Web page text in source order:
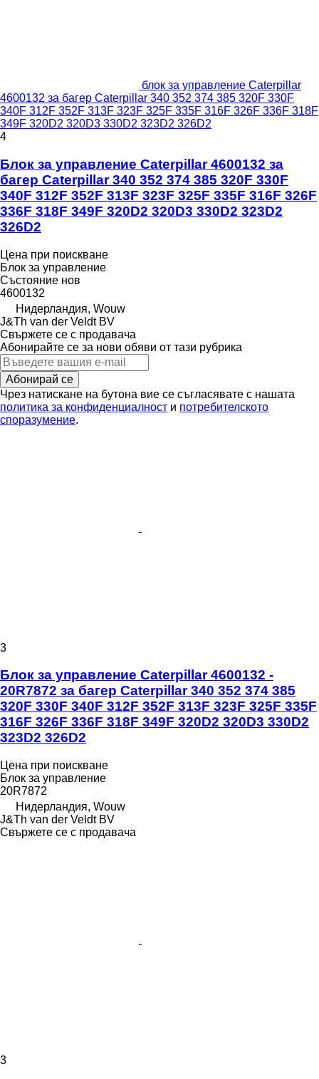
блок за управление Caterpillar
4600132 за багер Caterpillar 340 352 374 385 320F 330F
340F 312F 352F 313F 323F 325F 335F 316F 326F 336F 318F
349F 320D2 320D3 330D2 323D2 326D2
4
Блок за управление Caterpillar 4600132 за
багер Caterpillar 340 352 374 385 320F 330F
340F 312F 352F 313F 323F 325F 335F 316F 326F
336F 318F 349F 320D2 320D3 330D2 323D2
326D2
Цена при поискване
Блок за управление
Състояние нов
4600132
Нидерландия, Wouw
J&Th van der Veldt BV
Свържете се с продавача
Абонирайте се за нови обяви от тази рубрика
Абонирай се
Чрез натискане на бутона вие се съгласявате с нашата
политика за конфиденциалност и потребителското
споразумение.
3
Блок за управление Caterpillar 4600132 -
20R7872 за багер Caterpillar 340 352 374 385
320F 330F 340F 312F 352F 313F 323F 325F 335F
316F 326F 336F 318F 349F 320D2 320D3 330D2
323D2 326D2
Цена при поискване
Блок за управление
20R7872
Нидерландия, Wouw
J&Th van der Veldt BV
Свържете се с продавача
3